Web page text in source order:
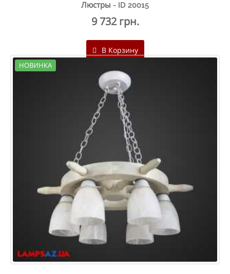
Люстры - ID 20015
9 732 грн.
В Корзину
НОВИНКА